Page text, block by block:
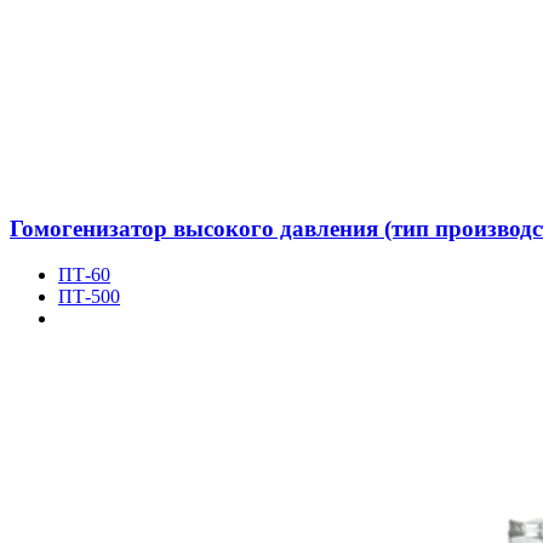
Гомогенизатор высокого давления (тип
ПТ-60
ПТ-500